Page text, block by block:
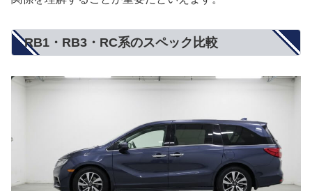
RB1・RB3・RC系のスペック比較